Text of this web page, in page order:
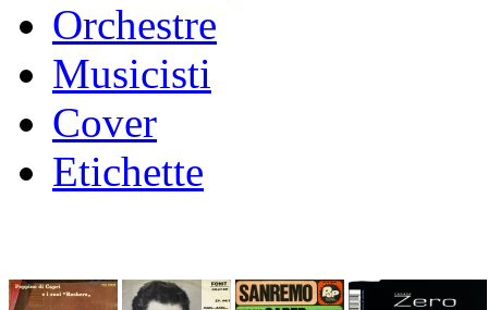
Orchestre
Musicisti
Cover
Etichette